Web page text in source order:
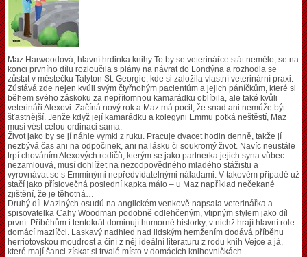
Maz Harwoodová, hlavní hrdinka knihy To by se veterinářce stát nemělo, se na
konci prvního dílu rozloučila s plány na návrat do Londýna a rozhodla se
zůstat v městečku Talyton St. Georgie, kde si založila vlastní veterinární praxi.
Zůstává zde nejen kvůli svým čtyřnohým pacientům a jejich páníčkům, které si
během svého záskoku za nepřítomnou kamarádku oblíbila, ale také kvůli
veterináři Alexovi. Začíná nový rok a Maz má pocit, že snad ani nemůže být
šťastnější. Jenže když její kamarádku a kolegyni Emmu potká neštěstí, Maz
musí vést celou ordinaci sama.
Život jako by se jí náhle vymkl z ruku. Pracuje dvacet hodin denně, takže jí
nezbývá čas ani na odpočinek, ani na lásku či soukromý život. Navíc neustále
trpí chováním Alexových rodičů, kterým se jako partnerka jejich syna vůbec
nezamlouvá, musí dohlížet na nezodpovědného mladého stážistu a
vyrovnávat se s Emminými nepředvídatelnými náladami. V takovém případě už
stačí jako příslovečná poslední kapka málo – u Maz například nečekané
zjištění, že je těhotná…
Druhý díl Maziných osudů na anglickém venkově napsala veterinářka a
spisovatelka Cahy Woodman podobně odlehčeným, vtipným stylem jako díl
první. Příběhům i tentokrát dominují humorné historky, v nichž hrají hlavní role
domácí mazlíčci. Laskavý nadhled nad lidským hemžením dodává příběhu
herriotovskou moudrost a činí z něj ideální literaturu z rodu knih Vejce a já,
které mají šanci získat si trvalé místo v domácích knihovničkách.